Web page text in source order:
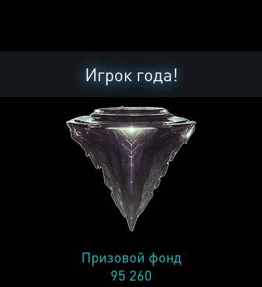
Игрок года!
Призовой фонд
95 260